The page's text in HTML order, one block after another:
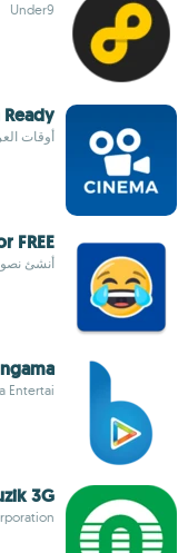
Under9
أوقات
FREE
أنشئ
Entertai
3G